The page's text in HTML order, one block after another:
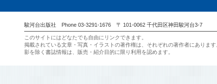
駿河台出版社 Phone 03-3291-1676 〒 101-0062 千代田区神田駿河台3-7
このサイトにはどなたでも自由にリンクできます。
掲載されている文章・写真・イラストの著作権は、それぞれの著作者にありま
影を除く書誌情報は、販売・紹介目的に限り利用を認めます。